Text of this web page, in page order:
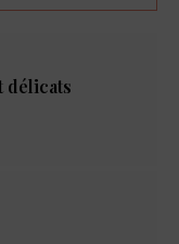
délicats